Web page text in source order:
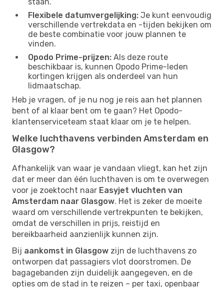
Flexibele datumvergelijking: Je kunt eenvoudig
verschillende vertrekdata en -tijden bekijken om
de beste combinatie voor jouw plannen te
vinden.
Opodo Prime-prijzen: Als deze route
beschikbaar is, kunnen Opodo Prime-leden
kortingen krijgen als onderdeel van hun
lidmaatschap.
Heb je vragen, of je nu nog je reis aan het plannen
bent of al klaar bent om te gaan? Het Opodo-
klantenserviceteam staat klaar om je te helpen.
Welke luchthavens verbinden Amsterdam en
Glasgow?
Afhankelijk van waar je vandaan vliegt, kan het zijn
dat er meer dan één luchthaven is om te overwegen
voor je zoektocht naar Easyjet vluchten van
Amsterdam naar Glasgow. Het is zeker de moeite
waard om verschillende vertrekpunten te bekijken,
omdat de verschillen in prijs, reistijd en
bereikbaarheid aanzienlijk kunnen zijn.
Bij aankomst in Glasgow zijn de luchthavens zo
ontworpen dat passagiers vlot doorstromen. De
bagagebanden zijn duidelijk aangegeven, en de
opties om de stad in te reizen – per taxi, openbaar